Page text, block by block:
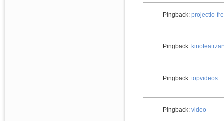
Pingback: projectio-
Pingback:
Pingback: topvideos
Pingback: video